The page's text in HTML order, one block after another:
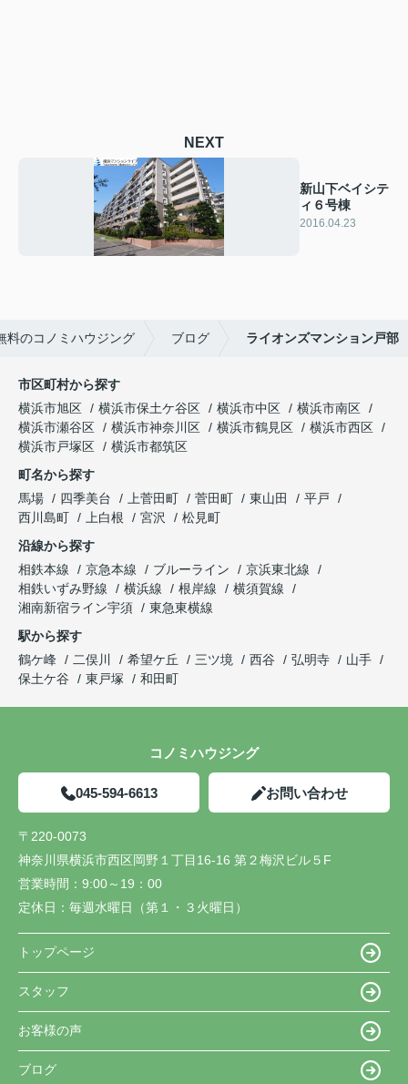
NEXT
新山下ベイシテ
ィ６号棟
2016.04.23
料のコノミハウジング ブログ ライオンズマンション戸部
市区町村から探す
横浜市旭区
横浜市保土ケ谷区 横浜市中区
横浜市南区
横浜市瀬谷区
横浜市神奈川区 横浜市鶴見区
横浜市西区
横浜市戸塚区
横浜市都筑区
町名から探す
馬場
四季美台 上菅田町 菅田町 東山田
平戸
西川島町
上白根 宮沢
松見町
沿線から探す
相鉄本線
京急本線 ブルーライン
京浜東北線
相鉄いずみ野線
横浜線 根岸線
横須賀線
湘南新宿ライン宇須
東急東横線
駅から探す
鶴ケ峰
二俣川 希望ケ丘 三ツ境 西谷 弘明寺
山手
保土ケ谷
東戸塚 和田町
コノミハウジング
045-594-6613 お問い合わせ
〒220-0073
神奈川県横浜市西区岡野１丁目16-16 第２梅沢ビル５F
営業時間： 9:00～19：00
定休日： 毎週水曜日（第１・３火曜日）
トップページ
スタッフ
お客様の声
ブログ